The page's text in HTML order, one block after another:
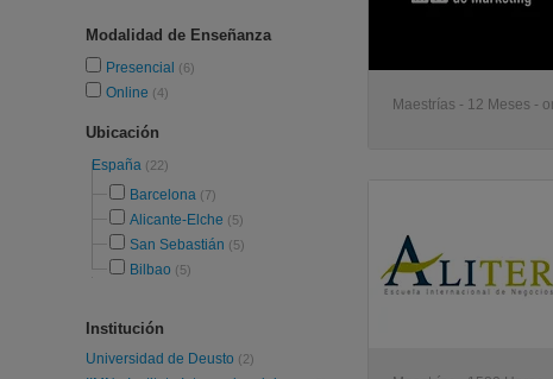
Modalidad de Enseñanza
Presencial (6)
Online (4)
Ubicación
España (22)
Barcelona (7)
Alicante-Elche (5)
San Sebastián (5)
Bilbao (5)
Institución
Universidad de Deusto (2)
Maestrías - 12 Meses -